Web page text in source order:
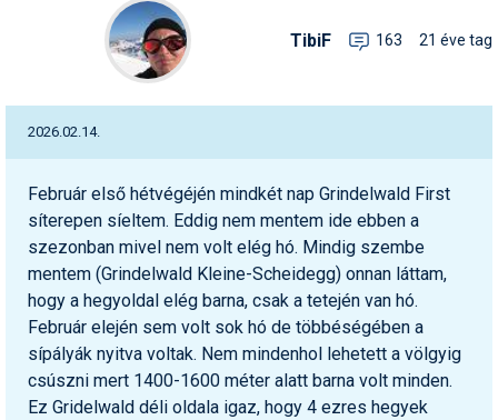
Az idei nyár újdonságai
Chopokon és a Magas-
Tátrában
hó Chilében és
Argentínában
átadták a négyüléses
Kreischberg: kezdődhet az
új Rosenkranz-lift építése
Megnyitott a Riders Park
Donovalyban
Filmajánló
Galéria
Hasznos tanácsok
Havazin
Hírek
Hójelentés
Snowboard
Túrasí
Videóajánlás
Webkamerák
Válogatás
Pályaszállások Összes ország
Nyári ajánlatok Összes ország
Sítáborok oktatással
Utazási irodák
Cikkek a síoktatásról
Snowboardoktatók
Sífutásoktatók
Nagykereskedések
Sífutóüzletek
Túrasíüzletek
Termékkereső
Autófelszerelés
Egyéb termékek
Snowboard
Egyéb téli sportok
Síelős filmek, videók,
tévéműsorok
Túrasí és Sífutás
Síelést kiegészítő sportok:
bringa, szörf, stb.
Minden egyéb síeléshez
kapcsolódó téma
A honlappal kapcsolatos
kérdések és válaszok
Belépés
Miért érdemes regisztrálni?
⬇Telepítsd alkalmazásként a sielok.hu-t
TibiF 163 21 éve tag
2026.02.14.
Február első hétvégéjén mindkét nap Grindelwald First
síterepen síeltem. Eddig nem mentem ide ebben a
szezonban mivel nem volt elég hó. Mindig szembe
mentem (Grindelwald Kleine-Scheidegg) onnan láttam,
hogy a hegyoldal elég barna, csak a tetején van hó.
Február elején sem volt sok hó de többéségében a
sípályák nyitva voltak. Nem mindenhol lehetett a völgyig
csúszni mert 1400-1600 méter alatt barna volt minden.
Ez Gridelwald déli oldala igaz, hogy 4 ezres hegyek